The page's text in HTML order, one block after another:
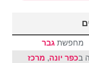
מחפשת גבר
בכפר יונה, מרכז